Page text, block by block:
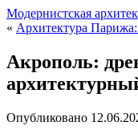
Модернистская
« Архитектура
Акрополь:
Опубликовано